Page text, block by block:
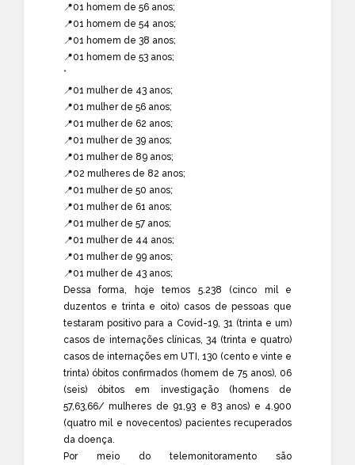
📍01 homem de 56 anos;
📍01 homem de 54 anos;
📍01 homem de 38 anos;
📍01 homem de 53 anos;
*
📍01 mulher de 43 anos;
📍01 mulher de 56 anos;
📍01 mulher de 62 anos;
📍01 mulher de 39 anos;
📍01 mulher de 89 anos;
📍02 mulheres de 82 anos;
📍01 mulher de 50 anos;
📍01 mulher de 61 anos;
📍01 mulher de 57 anos;
📍01 mulher de 44 anos;
📍01 mulher de 99 anos;
📍01 mulher de 43 anos;
Dessa forma, hoje temos 5.238 (cinco mil e
duzentos e trinta e oito) casos de pessoas que
testaram positivo para a Covid-19, 31 (trinta e um)
casos de internações clínicas, 34 (trinta e quatro)
casos de internações em UTI, 130 (cento e vinte e
trinta) óbitos confirmados (homem de 75 anos), 06
(seis) óbitos em investigação (homens de
57,63,66/ mulheres de 91,93 e 83 anos) e 4.900
(quatro mil e novecentos) pacientes recuperados
da doença.
Por meio do telemonitoramento são